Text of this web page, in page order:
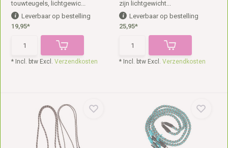
touwteugels, lichtgewic...
Leverbaar op bestelling
19,95*
* Incl. btw Excl.Verzendkosten
zijn lichtgewicht...
Leverbaar op bestelling
25,95*
* Incl. btw Excl. Verzendkosten